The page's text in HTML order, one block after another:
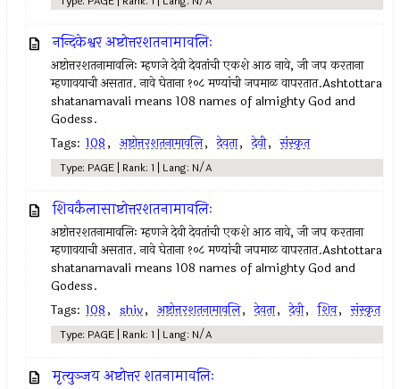
नन्दिकेश्वर अष्टोत्तरशतनामावलिः
अष्टोत्तरशतनामावलिः म्हणजे देवी देवतांची एकशे आठ नावे, जी जप करताना
म्हणावयाची असतात. नावे घेताना १०८ मण्यांची जपमाळ वापरतात.Ashtottara
shatanamavali means 108 names of almighty God and
Godess.
Tags: 108, अष्टोत्तरशतनामावलि, देवता, देवी, संस्कृत
Type: PAGE | Rank: 1 | Lang: N/A
शिवकैलासाष्टोत्तरशतनामावलिः
अष्टोत्तरशतनामावलिः म्हणजे देवी देवतांची एकशे आठ नावे, जी जप करताना
म्हणावयाची असतात. नावे घेताना १०८ मण्यांची जपमाळ वापरतात.Ashtottara
shatanamavali means 108 names of almighty God and
Godess.
Tags: 108, shiv, अष्टोत्तरशतनामावलि, देवता, देवी, शिव, संस्कृत
Type: PAGE | Rank: 1 | Lang: N/A
मृत्युञ्जय अष्टोत्तर शतनामावलिः